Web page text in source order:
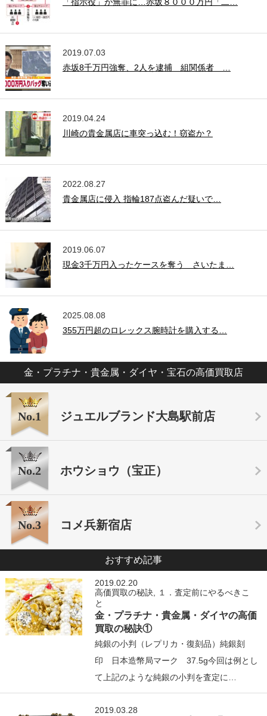
「指示役」が無罪に…赤坂８０００万円「二…
2019.07.03
赤坂8千万円強奪、2人を逮捕 組関係者 …
2019.04.24
川崎の貴金属店に車突っ込む！窃盗か？
2022.08.27
貴金属店に侵入 指輪187点盗んだ疑いで…
2019.06.07
現金3千万円入ったケースを奪う さいたま…
2025.08.08
355万円超のロレックス腕時計を購入する…
金・プラチナ・貴金属・ダイヤ・宝石の高価買取店
No.1 ジュエルブランド大島駅前店
No.2 ホウショウ（宝正）
No.3 コメ兵新宿店
おすすめ記事
2019.02.20
高価買取の秘訣, １．査定前にやるべきこ
と
金・プラチナ・貴金属・ダイヤの高価
買取の秘訣①
純銀の小判（レプリカ・復刻品）純銀刻
印 日本造幣局マーク 37.5g今回は例とし
て上記のような純銀の小判を査定に…
2019.03.28